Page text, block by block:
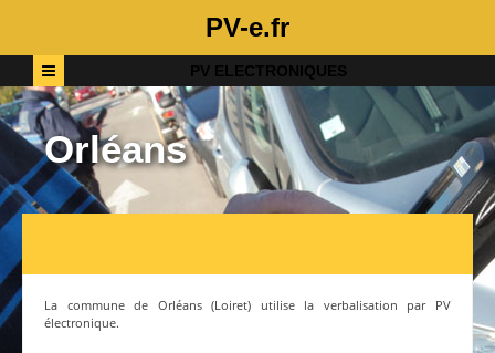
PV-e.fr
PV ELECTRONIQUES
Orléans
La commune de Orléans(Loiret) utilise la verbalisation par PV
électronique.